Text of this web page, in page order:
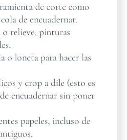
de corte como
de encuadernar.
o relieve, pinturas
o loneta para hacer las
y crop a dile (esto es
encuadernar sin poner
papeles, incluso de